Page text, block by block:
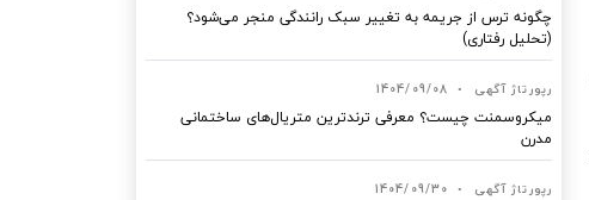
چگونه ترس از جریمه به تغییر سبک رانندگی منجر می‌شود؟
(تحلیل رفتاری)
رپورتاژ آگهی •
1404/09/08
میکروسمنت چیست؟ معرفی ترندترین متریال‌های ساختمانی
مدرن
رپورتاژ آگهی •
1404/09/30